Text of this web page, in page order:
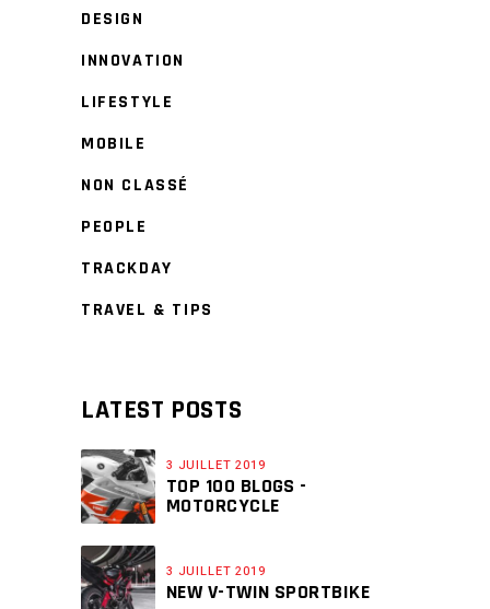
DESIGN
INNOVATION
LIFESTYLE
MOBILE
NON CLASSÉ
PEOPLE
TRACKDAY
TRAVEL & TIPS
LATEST POSTS
3 JUILLET 2019
TOP 100 BLOGS -
MOTORCYCLE
3 JUILLET 2019
NEW V-TWIN SPORTBIKE